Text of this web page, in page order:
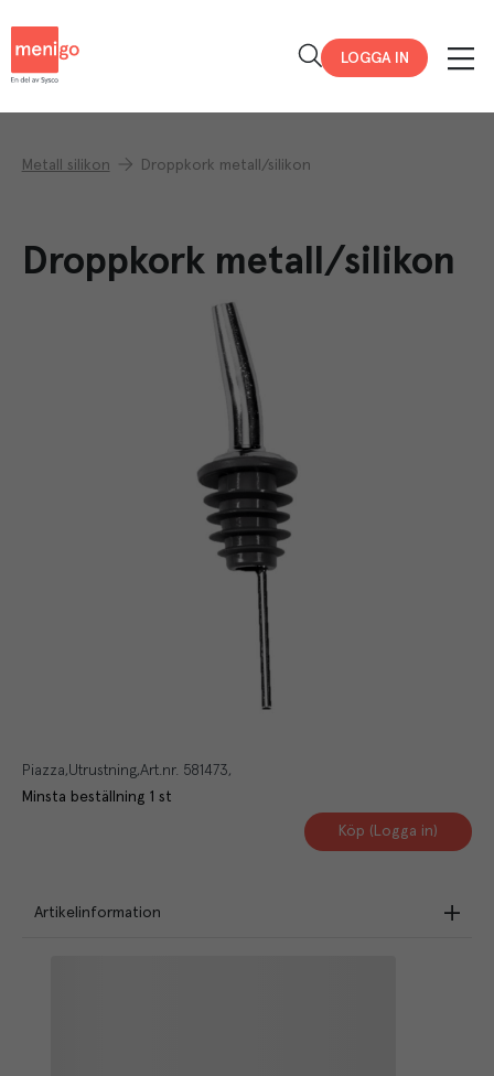
LOGGA IN
Metall silikon Droppkork metall/silikon
Droppkork metall/silikon
Piazza Utrustning Art.nr. 581473
Minsta beställning 1 st
Köp (Logga in)
Artikelinformation